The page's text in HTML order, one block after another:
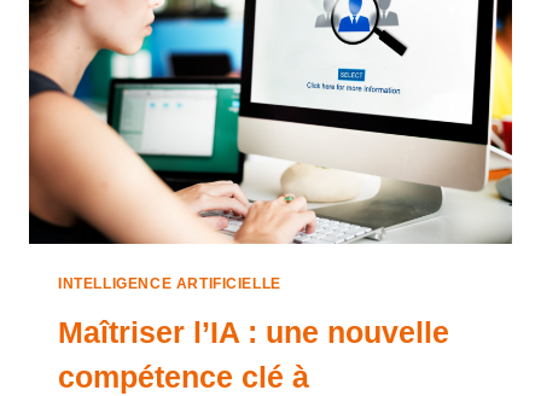
INTELLIGENCE ARTIFICIELLE
Maîtriser l’IA : une nouvelle
compétence clé à